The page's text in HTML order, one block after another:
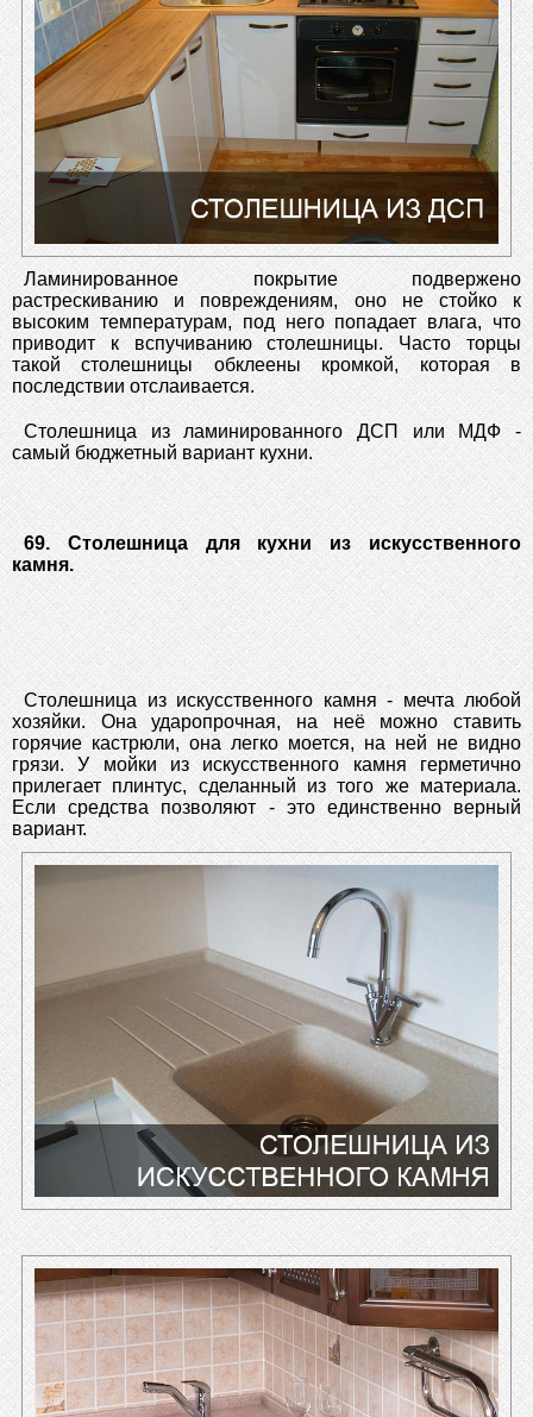
Ламинированное покрытие подвержено
растрескиванию и повреждениям, оно не стойко к
высоким температурам, под него попадает влага, что
приводит к вспучиванию столешницы. Часто торцы
такой столешницы обклеены кромкой, которая в
последствии отслаивается.
Столешница из ламинированного ДСП или МДФ -
самый бюджетный вариант кухни.
69. Столешница для кухни из искусственного
камня.
Столешница из искусственного камня - мечта любой
хозяйки. Она ударопрочная, на неё можно ставить
горячие кастрюли, она легко моется, на ней не видно
грязи. У мойки из искусственного камня герметично
прилегает плинтус, сделанный из того же материала.
Если средства позволяют - это единственно верный
вариант.